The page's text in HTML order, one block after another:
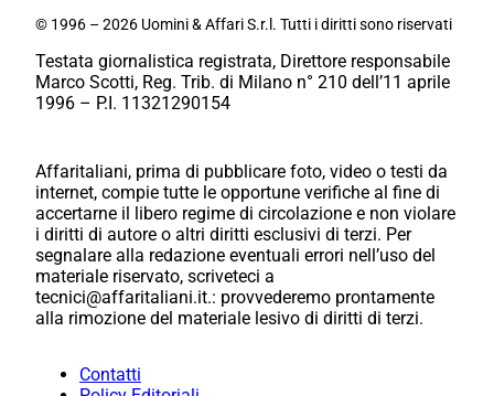
© 1996 – 2026 Uomini & Affari S.r.l. Tutti i diritti sono riservati
Testata giornalistica registrata, Direttore responsabile
Marco Scotti, Reg. Trib. di Milano n° 210 dell’11 aprile
1996 – P.I. 11321290154
Affaritaliani, prima di pubblicare foto, video o testi da
internet, compie tutte le opportune verifiche al fine di
accertarne il libero regime di circolazione e non violare
i diritti di autore o altri diritti esclusivi di terzi. Per
segnalare alla redazione eventuali errori nell’uso del
materiale riservato, scriveteci a
tecnici@affaritaliani.it.: provvederemo prontamente
alla rimozione del materiale lesivo di diritti di terzi.
Contatti